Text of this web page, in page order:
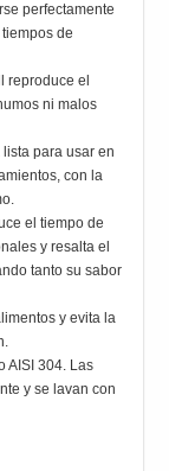
perfectamente
de
reproduce el
ni malos
para usar en
con la
el tiempo de
y resalta el
tanto su sabor
y evita la
AISI 304. Las
y se lavan con